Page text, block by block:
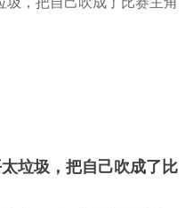
垃圾，把自己吹成了比